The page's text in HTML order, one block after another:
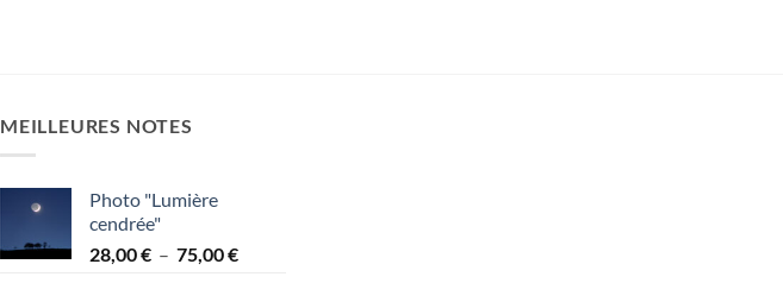
MEILLEURES NOTES
Photo "Lumière
cendrée"
28,00€ – 75,00€Plage